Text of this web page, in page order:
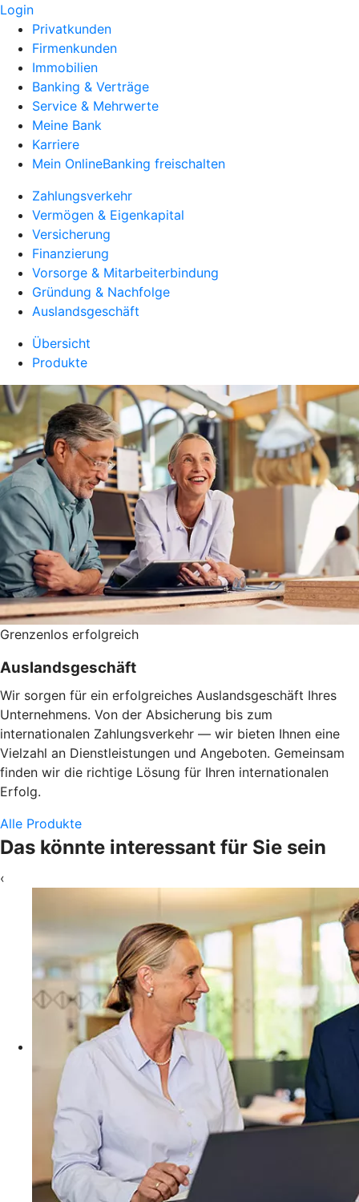
Login
Privatkunden
Firmenkunden
Immobilien
Banking & Verträge
Service & Mehrwerte
Meine Bank
Karriere
Mein OnlineBanking freischalten
Zahlungsverkehr
Vermögen & Eigenkapital
Versicherung
Finanzierung
Vorsorge & Mitarbeiterbindung
Gründung & Nachfolge
Auslandsgeschäft
Übersicht
Produkte
Grenzenlos erfolgreich
Auslandsgeschäft
Wir sorgen für ein erfolgreiches Auslandsgeschäft Ihres
Unternehmens. Von der Absicherung bis zum
internationalen Zahlungsverkehr — wir bieten Ihnen eine
Vielzahl an Dienstleistungen und Angeboten. Gemeinsam
finden wir die richtige Lösung für Ihren internationalen
Erfolg.
Alle Produkte
Das könnte interessant für Sie sein
‹